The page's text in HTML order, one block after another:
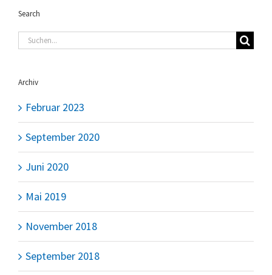
Search
Suche
Archiv
Februar 2023
September 2020
Juni 2020
Mai 2019
November 2018
September 2018